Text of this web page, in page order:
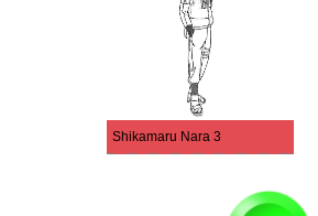
Shikamaru Nara 3